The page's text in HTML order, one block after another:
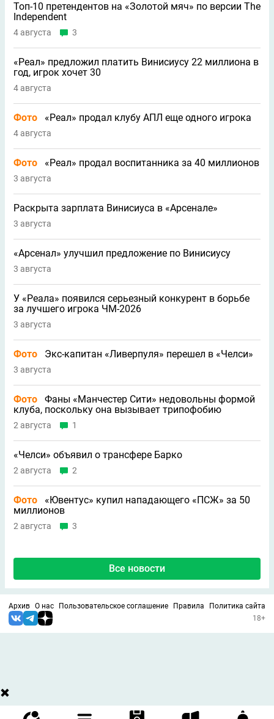
Топ-10 претендентов на «Золотой мяч» по версии The
Independent
4 августа 3
«Реал» предложил платить Винисиусу 22 миллиона в
год, игрок хочет 30
4 августа
Фото «Реал» продал клубу АПЛ еще одного игрока
4 августа
Фото «Реал» продал воспитанника за 40 миллионов
3 августа
Раскрыта зарплата Винисиуса в «Арсенале»
3 августа
«Арсенал» улучшил предложение по Винисиусу
3 августа
У «Реала» появился серьезный конкурент в борьбе
за лучшего игрока ЧМ-2026
3 августа
Фото Экс-капитан «Ливерпуля» перешел в «Челси»
3 августа
Фото
Фаны «Манчестер Сити» недовольны формой
клуба, поскольку она вызывает трипофобию
2 августа 1
«Челси» объявил о трансфере Барко
2 августа 2
Фото
«Ювентус» купил нападающего «ПСЖ» за 50
миллионов
2 августа 3
Все новости
Архив О нас Пользовательское соглашение Правила
Политика сайта
18+